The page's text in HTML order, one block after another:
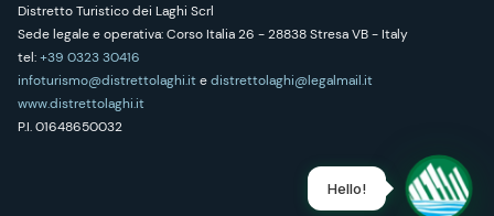
Distretto Turistico dei Laghi Scrl
Sede legale e operativa: Corso Italia 26 - 28838 Stresa VB - Italy
tel:+39 0323 30416
infoturismo@distrettolaghi.itedistrettolaghi@legalmail.it
www.distrettolaghi.it
P.I. 01648650032